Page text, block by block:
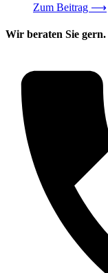
Zum Beitrag ⟶
Wir beraten Sie gern.